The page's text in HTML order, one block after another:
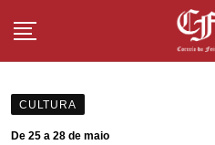
CULTURA
De 25 a 28 de maio